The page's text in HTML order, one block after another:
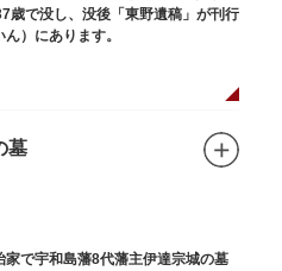
歳で没し、没後「東野遺稿」が刊行
）にあります。
墓
で宇和島藩8代藩主伊達宗城の墓